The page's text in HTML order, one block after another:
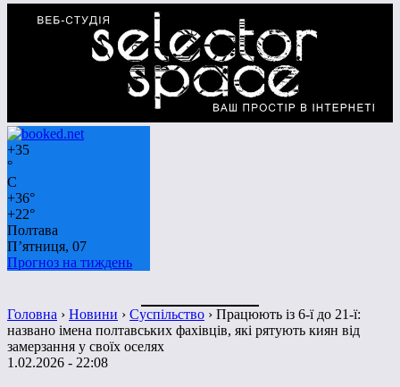
+35
°
C
+36°
+22°
Полтава
П’ятниця, 07
Прогноз на тиждень
Головна › Новини › Суспільство › Працюють із 6-ї до 21-ї:
названо імена полтавських фахівців, які рятують киян від
замерзання у своїх оселях
1.02.2026 - 22:08